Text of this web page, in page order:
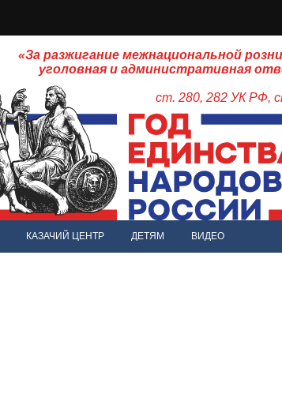
«За разжигание межнациональной
уголовная и административная
ст. 280, 282 УК РФ,
КАЗАЧИЙ ЦЕНТР ДЕТЯМ ВИДЕО